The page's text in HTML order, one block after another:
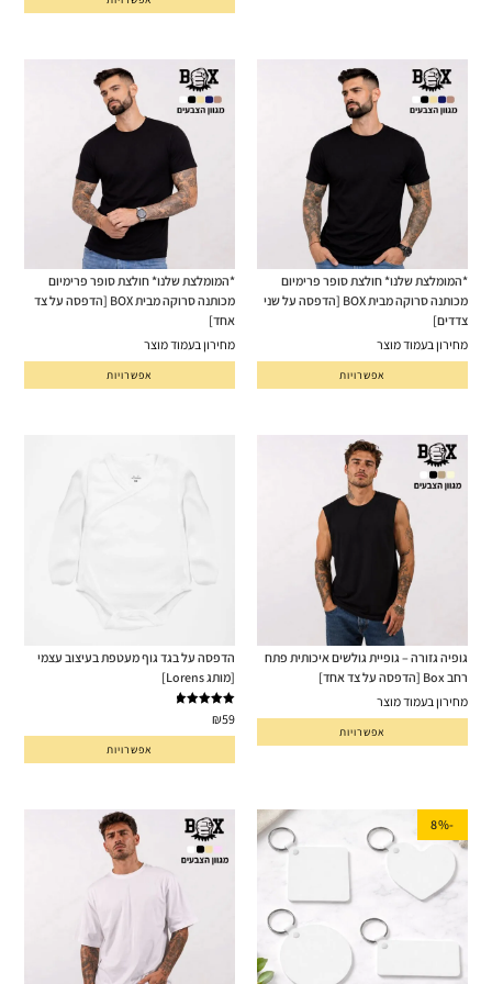
*המומלצת שלנו* חולצת סופר פרימיום
מכותנה סרוקה מבית BOX [הדפסה על שני
צדדים]
מחירון בעמוד מוצר
אפשרויות
*המומלצת שלנו* חולצת סופר פרימיום
מכותנה סרוקה מבית BOX [הדפסה על צד
אחד]
מחירון בעמוד מוצר
אפשרויות
גופיה גזורה – גופיית גולשים איכותית פתח
רחב Box [הדפסה על צד אחד]
מחירון בעמוד מוצר
אפשרויות
הדפסה על בגד גוף מעטפת בעיצוב עצמי
[מותג Lorens]
דורג5.00₪59
אפשרויות
-8%